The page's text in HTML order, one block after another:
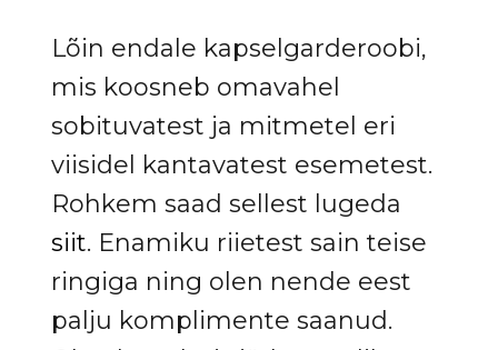
Lõin endale kapselgarderoobi,
mis koosneb omavahel
sobituvatest ja mitmetel eri
viisidel kantavatest esemetest.
Rohkem saad sellest lugeda
siit. Enamiku riietest sain teise
ringiga ning olen nende eest
palju komplimente saanud.